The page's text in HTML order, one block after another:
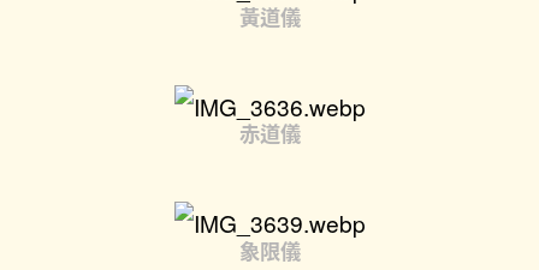
黃道儀
赤道儀
象限儀